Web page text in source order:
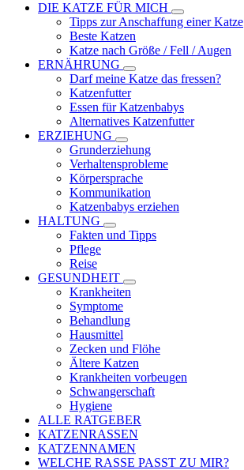
DIE KATZE FÜR MICH
Tipps zur Anschaffung einer Katze
Beste Katzen
Katze nach Größe / Fell / Augen
ERNÄHRUNG
Darf meine Katze das fressen?
Katzenfutter
Essen für Katzenbabys
Alternatives Katzenfutter
ERZIEHUNG
Grunderziehung
Verhaltensprobleme
Körpersprache
Kommunikation
Katzenbabys erziehen
HALTUNG
Fakten und Tipps
Pflege
Reise
GESUNDHEIT
Krankheiten
Symptome
Behandlung
Hausmittel
Zecken und Flöhe
Ältere Katzen
Krankheiten vorbeugen
Schwangerschaft
Hygiene
ALLE RATGEBER
KATZENRASSEN
KATZENNAMEN
WELCHE RASSE PASST ZU MIR?